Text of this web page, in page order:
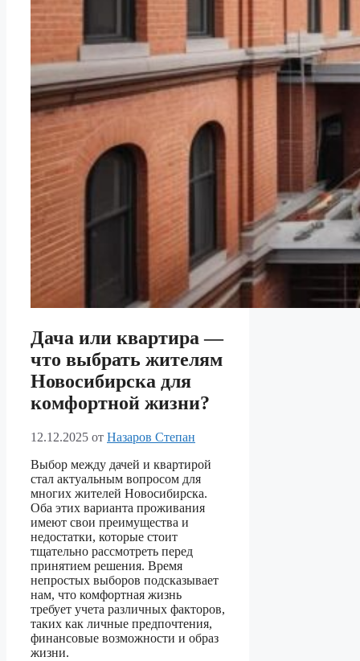
Дача или квартира —
что выбрать жителям
Новосибирска для
комфортной жизни?
12.12.2025 от Назаров Степан
Выбор между дачей и квартирой
стал актуальным вопросом для
многих жителей Новосибирска.
Оба этих варианта проживания
имеют свои преимущества и
недостатки, которые стоит
тщательно рассмотреть перед
принятием решения. Время
непростых выборов подсказывает
нам, что комфортная жизнь
требует учета различных факторов,
таких как личные предпочтения,
финансовые возможности и образ
жизни.